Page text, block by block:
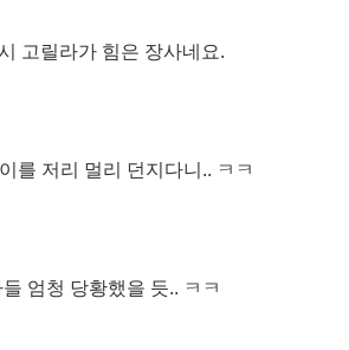
고릴라가 힘은 장사네요.
를 저리 멀리 던지다니.. ㅋㅋ
엄청 당황했을 듯.. ㅋㅋ